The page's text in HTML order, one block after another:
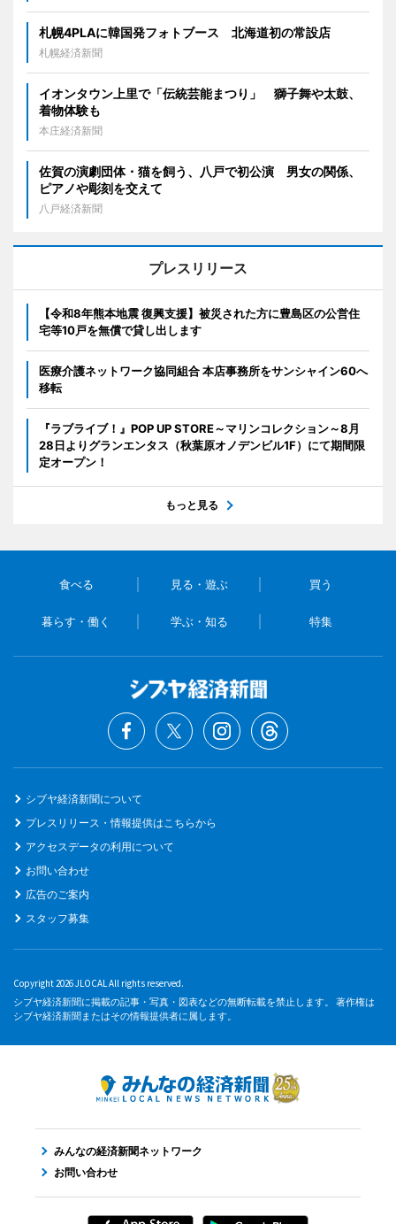
札幌4PLAに韓国発フォトブース 北海道初の常設店
札幌経済新聞
イオンタウン上里で「伝統芸能まつり」 獅子舞や太鼓、
着物体験も
本庄経済新聞
佐賀の演劇団体・猫を飼う、八戸で初公演 男女の関係、
ピアノや彫刻を交えて
八戸経済新聞
プレスリリース
【令和8年熊本地震 復興支援】被災された方に豊島区の公営住
宅等10戸を無償で貸し出します
医療介護ネットワーク協同組合 本店事務所をサンシャイン60へ
移転
『ラブライブ！』POP UP STORE～マリンコレクション～8月
28日よりグランエンタス（秋葉原オノデンビル1F）にて期間限
定オープン！
もっと見る
食べる 見る・遊ぶ 買う
暮らす・働く 学ぶ・知る 特集
シブヤ経済新聞について
プレスリリース・情報提供はこちらから
アクセスデータの利用について
お問い合わせ
広告のご案内
スタッフ募集
Copyright 2026 JLOCAL All rights reserved.
シブヤ経済新聞に掲載の記事・写真・図表などの無断転載を禁止します。 著作権は
シブヤ経済新聞またはその情報提供者に属します。
みんなの経済新聞ネットワーク
お問い合わせ